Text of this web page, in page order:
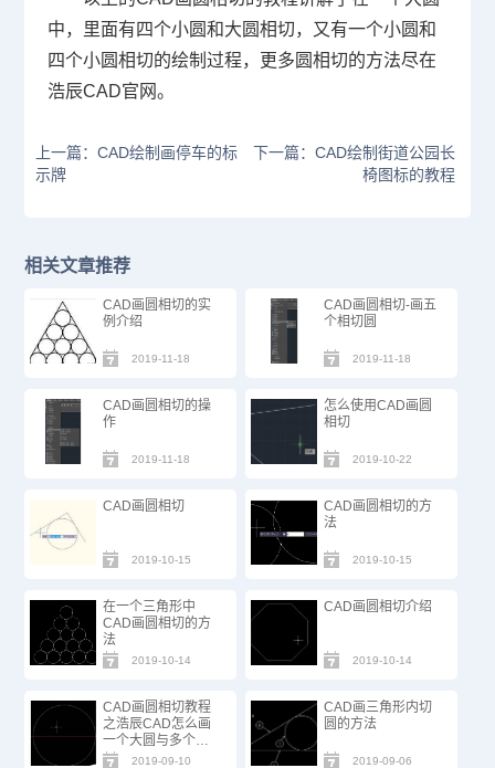
中，里面有四个小圆和大圆相切，又有一个小圆和
四个小圆相切的绘制过程，更多圆相切的方法尽在
浩辰CAD官网。
上一篇：CAD绘制画停车的标
示牌
下一篇：CAD绘制街道公园长
椅图标的教程
相关文章推荐
CAD画圆相切的实
例介绍
2019-11-18
CAD画圆相切-画五
个相切圆
2019-11-18
CAD画圆相切的操
作
2019-11-18
怎么使用CAD画圆
相切
2019-10-22
CAD画圆相切
2019-10-15
CAD画圆相切的方
法
2019-10-15
在一个三角形中
CAD画圆相切的方
法
2019-10-14
CAD画圆相切介绍
2019-10-14
CAD画圆相切教程
之浩辰CAD怎么画
一个大圆与多个小
圆相切2019-09-10
CAD画三角形内切
圆的方法
2019-09-06